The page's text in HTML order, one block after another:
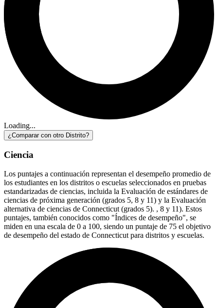
Loading...
¿Comparar con otro Distrito?
Ciencia
Los puntajes a continuación representan el desempeño promedio de
los estudiantes en los distritos o escuelas seleccionados en pruebas
estandarizadas de ciencias, incluida la Evaluación de estándares de
ciencias de próxima generación (grados 5, 8 y 11) y la Evaluación
alternativa de ciencias de Connecticut (grados 5). , 8 y 11). Estos
puntajes, también conocidos como "Índices de desempeño", se
miden en una escala de 0 a 100, siendo un puntaje de 75 el objetivo
de desempeño del estado de Connecticut para distritos y escuelas.